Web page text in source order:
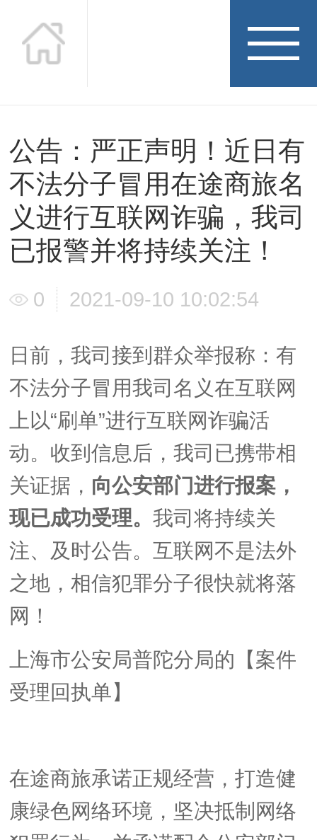
在途头条
Headline news
公告：严正声明！近日有
不法分子冒用在途商旅名
义进行互联网诈骗，我司
已报警并将持续关注！
0 2021-09-10 10:02:54
日前，我司接到群众举报称：有
不法分子冒用我司名义在互联网
上以“刷单”进行互联网诈骗活
动。收到信息后，我司已携带相
关证据， 向公安部门进行报案，
现已成功受理。我司将持续关
注、及时公告。互联网不是法外
之地，相信犯罪分子很快就将落
网！
上海市公安局普陀分局的【案件
受理回执单】
在途商旅承诺正规经营，打造健
康绿色网络环境，坚决抵制网络